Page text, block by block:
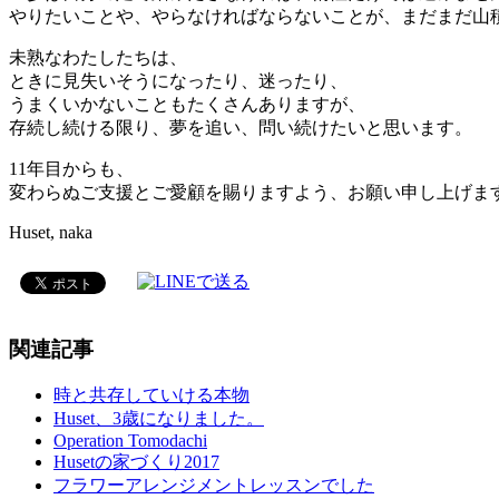
やりたいことや、やらなければならないことが、まだまだ山
未熟なわたしたちは、
ときに見失いそうになったり、迷ったり、
うまくいかないこともたくさんありますが、
存続し続ける限り、夢を追い、問い続けたいと思います。
11年目からも、
変わらぬご支援とご愛顧を賜りますよう、お願い申し上げま
Huset, naka
関連記事
時と共存していける本物
Huset、3歳になりました。
Operation Tomodachi
Husetの家づくり2017
フラワーアレンジメントレッスンでした